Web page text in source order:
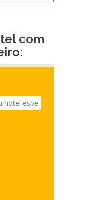
com